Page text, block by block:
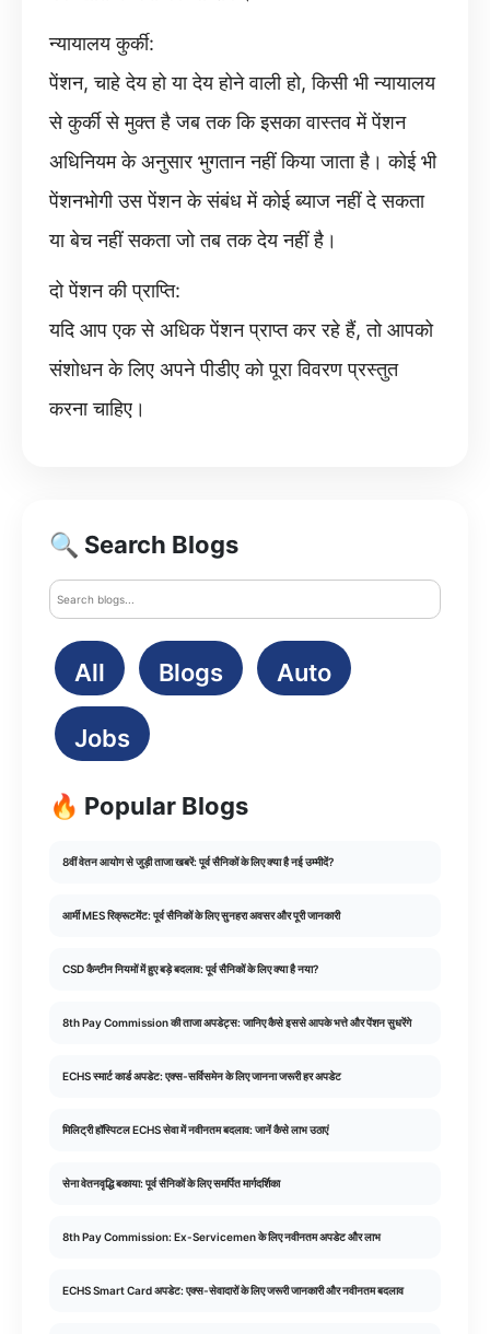
न्यायालय कुर्की:
पेंशन, चाहे देय हो या देय होने वाली हो, किसी भी न्यायालय
से कुर्की से मुक्त है जब तक कि इसका वास्तव में पेंशन
अधिनियम के अनुसार भुगतान नहीं किया जाता है। कोई भी
पेंशनभोगी उस पेंशन के संबंध में कोई ब्याज नहीं दे सकता
या बेच नहीं सकता जो तब तक देय नहीं है।
दो पेंशन की प्राप्ति:
यदि आप एक से अधिक पेंशन प्राप्त कर रहे हैं, तो आपको
संशोधन के लिए अपने पीडीए को पूरा विवरण प्रस्तुत
करना चाहिए।
🔍 Search Blogs
All Blogs Auto
Jobs
🔥 Popular Blogs
8वीं वेतन आयोग से जुड़ी ताजा खबरें: पूर्व सैनिकों के लिए क्या है नई उम्मीदें?
आर्मी MES रिक्रूटमेंट: पूर्व सैनिकों के लिए सुनहरा अवसर और पूरी जानकारी
CSD कैन्टीन नियमों में हुए बड़े बदलाव: पूर्व सैनिकों के लिए क्या है नया?
8th Pay Commission की ताजा अपडेट्स: जानिए कैसे इससे आपके भत्ते और पेंशन सुधरेंगे
ECHS स्मार्ट कार्ड अपडेट: एक्स-सर्विसमेन के लिए जानना जरूरी हर अपडेट
मिलिट्री हॉस्पिटल ECHS सेवा में नवीनतम बदलाव: जानें कैसे लाभ उठाएं
सेना वेतनवृद्धि बकाया: पूर्व सैनिकों के लिए समर्पित मार्गदर्शिका
8th Pay Commission: Ex-Servicemen के लिए नवीनतम अपडेट और लाभ
ECHS Smart Card अपडेट: एक्स-सेवादारों के लिए जरूरी जानकारी और नवीनतम बदलाव